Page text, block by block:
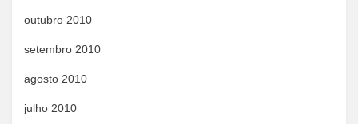
outubro 2010
setembro 2010
agosto 2010
julho 2010